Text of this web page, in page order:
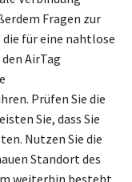
Fragen zur
für eine nahtlose
AirTag
Prüfen Sie die
Sie, dass Sie
Nutzen Sie die
Standort des